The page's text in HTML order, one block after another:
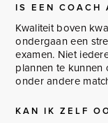
IS EEN COACH
Kwaliteit boven
ondergaan een
examen. Niet
plannen te kunnen
onder andere
KAN IK ZELF